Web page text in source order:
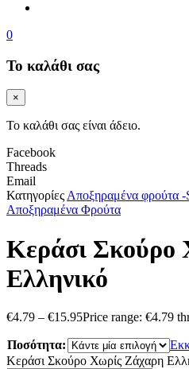
0
Το καλάθι σας
×
Το καλάθι σας είναι άδειο.
Facebook
Threads
Email
ΚατηγορίεςΑποξηραμένα φρούτα -
Αποξηραμένα Φρούτα
Κεράσι Σκούρο
Ελληνικό
€4.79 – €15.95Price range: €4.79
Ποσότητα:
Κεράσι Σκούρο Χωρίς Ζάχαρη